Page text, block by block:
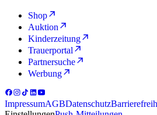
Shop
Auktion
Kinderzeitung
Trauerportal
Partnersuche
Werbung
ImpressumAGBDatenschutz